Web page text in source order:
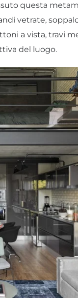
questa
vetrate,
a vista, travi
del luogo.